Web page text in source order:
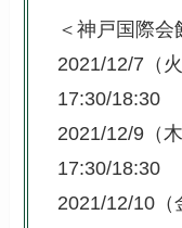
＜神戸国際
2021/12/7（
17:30/18:30
2021/12/9（
17:30/18:30
2021/12/10